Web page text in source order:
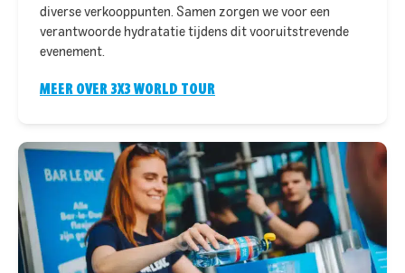
diverse verkooppunten. Samen zorgen we voor een
verantwoorde hydratatie tijdens dit vooruitstrevende
evenement.
MEER OVER 3X3 WORLD TOUR